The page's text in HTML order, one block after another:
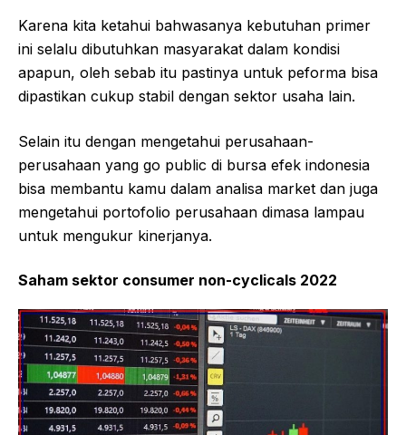
Karena kita ketahui bahwasanya kebutuhan primer
ini selalu dibutuhkan masyarakat dalam kondisi
apapun, oleh sebab itu pastinya untuk peforma bisa
dipastikan cukup stabil dengan sektor usaha lain.
Selain itu dengan mengetahui perusahaan-
perusahaan yang go public di bursa efek indonesia
bisa membantu kamu dalam analisa market dan juga
mengetahui portofolio perusahaan dimasa lampau
untuk mengukur kinerjanya.
Saham sektor consumer non-cyclicals 2022